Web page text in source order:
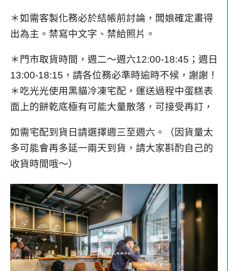
＊如需客製化務必於結帳前討論，闆娘確定畫得
出為主。禁寫中文字、禁給照片。
＊門市取貨時間，週二～週六12:00-18:45；週日
13:00-18:15，請各位務必準時逾時不候，謝謝！
＊吃光光使用黑貓冷凍宅配，運送過程中蛋糕表
面上的餅乾底極有可能大量散落，可接受再訂，
如需宅配到貨日請選擇週三至週六。（因貨量太
多可能會再多延一兩天到貨，請大家斟酌自己的
收貨時間哦～）